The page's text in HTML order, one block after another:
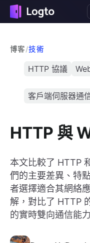
博客/技術
HTTP 協議
客戶端伺服器通
HTTP 與
本文比較了 HTTP
們的主要差異、特
者選擇適合其網絡
解，對比了 HTTP
的實時雙向通信能